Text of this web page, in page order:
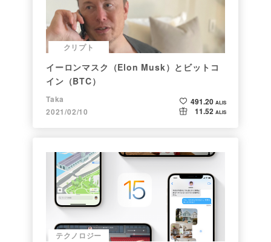
クリプト
イーロンマスク（Elon Musk）とビットコ
イン（BTC）
Taka
2021/02/10
491.20 ALIS
11.52 ALIS
テクノロジー